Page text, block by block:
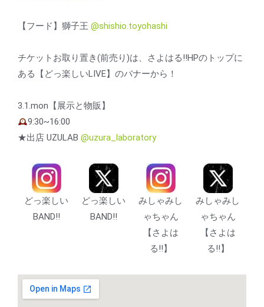
【フード】獅子王 @shishio.toyohashi
チケットお取り置き(前売り)は、さよはる‼︎HPのトップに
ある【どっ楽しいLIVE】のバナーから！
3.1.mon【展示と物販】
9:30~16:00
★出店 UZULAB @uzura_laboratory
どっ楽しい
BAND!!
どっ楽しい
BAND!!
みしゃみし
ゃちゃん
【さよは
る‼︎】
みしゃみし
ゃちゃん
【さよは
る‼︎】